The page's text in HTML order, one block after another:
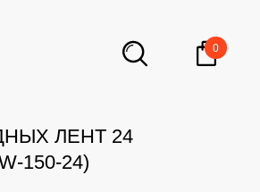
0
ЛЕНТ 24
150-24)